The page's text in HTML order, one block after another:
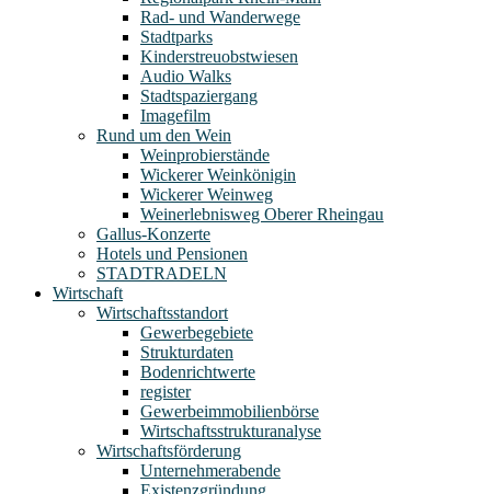
Rad- und Wanderwege
Stadtparks
Kinderstreuobstwiesen
Audio Walks
Stadtspaziergang
Imagefilm
Rund um den Wein
Weinprobierstände
Wickerer Weinkönigin
Wickerer Weinweg
Weinerlebnisweg Oberer Rheingau
Gallus-Konzerte
Hotels und Pensionen
STADTRADELN
Wirtschaft
Wirtschaftsstandort
Gewerbegebiete
Strukturdaten
Bodenrichtwerte
register
Gewerbeimmobilienbörse
Wirtschaftsstrukturanalyse
Wirtschaftsförderung
Unternehmerabende
Existenzgründung